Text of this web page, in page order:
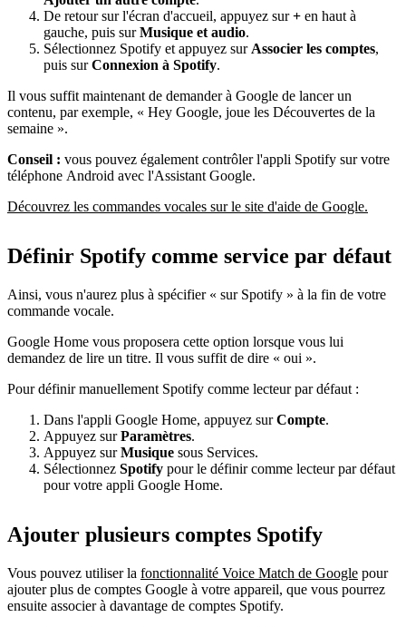
De retour sur l'écran d'accueil, appuyez sur+ en haut à
gauche, puis surMusique et audio.
Sélectionnez Spotify et appuyez sur Associer les comptes,
puis surConnexion à Spotify.
Il vous suffit maintenant de demander à Google de lancer un
contenu, par exemple, « Hey Google, joue les Découvertes de la
semaine ».
Conseil : vous pouvez également contrôler l'appli Spotify sur votre
téléphone Android avec l'Assistant Google.
Découvrez les commandes vocales sur le site d'aide de Google.
Définir Spotify comme service par défaut
Ainsi, vous n'aurez plus à spécifier « sur Spotify » à la fin de votre
commande vocale.
Google Home vous proposera cette option lorsque vous lui
demandez de lire un titre. Il vous suffit de dire « oui ».
Pour définir manuellement Spotify comme lecteur par défaut :
Dans l'appli Google Home, appuyez surCompte.
Appuyez surParamètres.
Appuyez surMusique sous Services.
Sélectionnez Spotify pour le définir comme lecteur par défaut
pour votre appli Google Home.
Ajouter plusieurs comptes Spotify
Vous pouvez utiliser la fonctionnalité Voice Match de Google pour
ajouter plus de comptes Google à votre appareil, que vous pourrez
ensuite associer à davantage de comptes Spotify.